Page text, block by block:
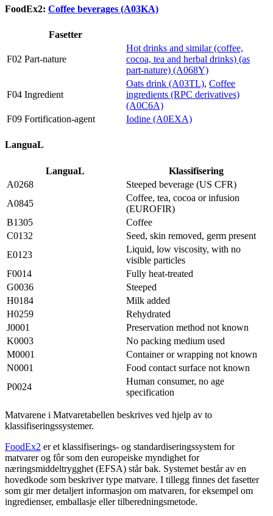
FoodEx2: Coffee beverages (A03KA)
Fasetter
F02 Part-nature
Hot drinks and similar (coffee,
cocoa, tea and herbal drinks) (as
part-nature) (A068Y)
F04 Ingredient
Oats drink (A03TL), Coffee
ingredients (RPC derivatives)
(A0C6A)
F09 Fortification-agent
Iodine (A0EXA)
LanguaL
LanguaL
Klassifisering
A0268
Steeped beverage (US CFR)
A0845
Coffee, tea, cocoa or infusion
(EUROFIR)
B1305
Coffee
C0132
Seed, skin removed, germ present
E0123
Liquid, low viscosity, with no
visible particles
F0014
Fully heat-treated
G0036
Steeped
H0184
Milk added
H0259
Rehydrated
J0001
Preservation method not known
K0003
No packing medium used
M0001
Container or wrapping not known
N0001
Food contact surface not known
P0024
Human consumer, no age
specification
Matvarene i Matvaretabellen beskrives ved hjelp av to
klassifiseringssystemer.
FoodEx2 er et klassifiserings- og standardiseringssystem for
matvarer og fôr som den europeiske myndighet for
næringsmiddeltrygghet (EFSA) står bak. Systemet består av en
hovedkode som beskriver type matvare. I tillegg finnes det fasetter
som gir mer detaljert informasjon om matvaren, for eksempel om
ingredienser, emballasje eller tilberedningsmetode.